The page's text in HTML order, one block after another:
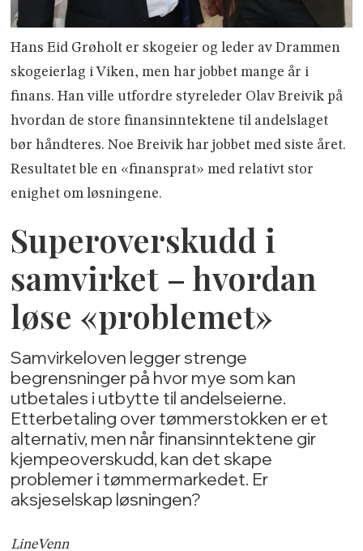
Hans Eid Grøholt er skogeier og leder av Drammen
skogeierlag i Viken, men har jobbet mange år i
finans. Han ville utfordre styreleder Olav Breivik på
hvordan de store finansinntektene til andelslaget
bør håndteres. Noe Breivik har jobbet med siste året.
Resultatet ble en «finansprat» med relativt stor
enighet om løsningene.
Superoverskudd i
samvirket – hvordan
løse «problemet»
Samvirkeloven legger strenge
begrensninger på hvor mye som kan
utbetales i utbytte til andelseierne.
Etterbetaling over tømmerstokken er et
alternativ, men når finansinntektene gir
kjempeoverskudd, kan det skape
problemer i tømmermarkedet. Er
aksjeselskap løsningen?
LineVenn